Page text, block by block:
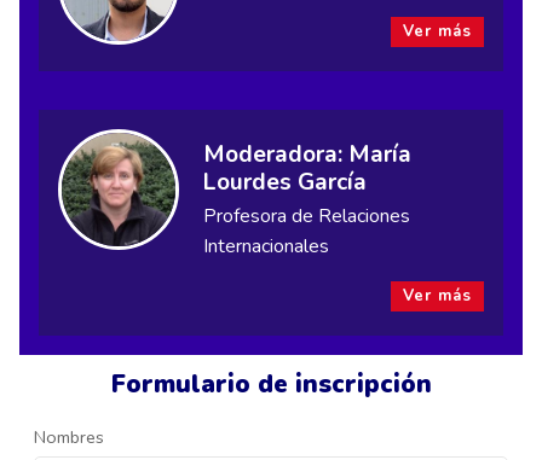
Formulario de inscripción
Nombres
Ver más
Moderadora: María
Lourdes García
Profesora de Relaciones
Internacionales
Ver más